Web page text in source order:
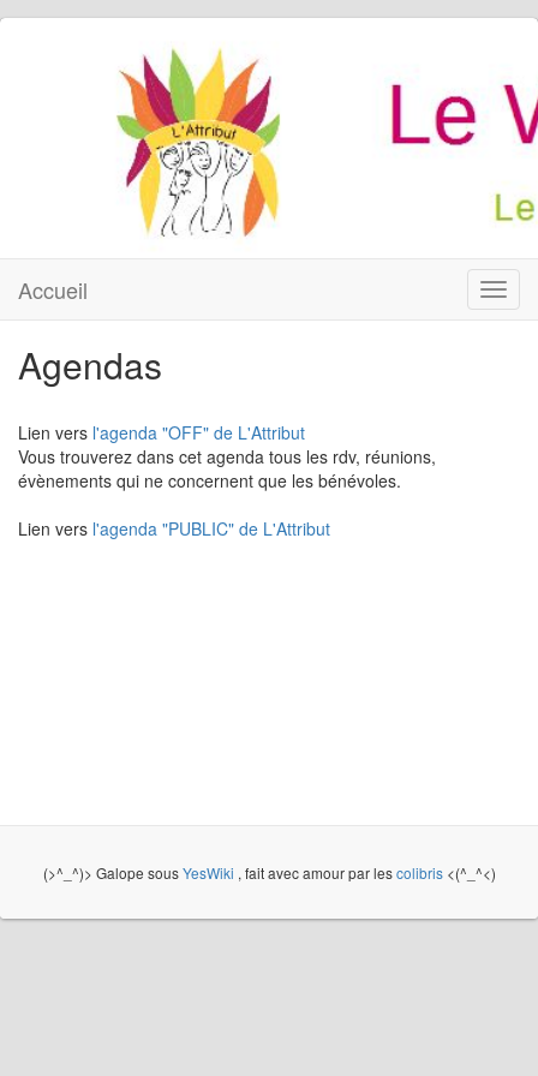
Accueil
Agendas
Lien vers l'agenda "OFF" de L'Attribut
Vous trouverez dans cet agenda tous les rdv, réunions,
évènements qui ne concernent que les bénévoles.
Lien vers l'agenda "PUBLIC" de L'Attribut
(>^_^)> Galope sousYesWiki , fait avec amour par lescolibris<(^_^<)